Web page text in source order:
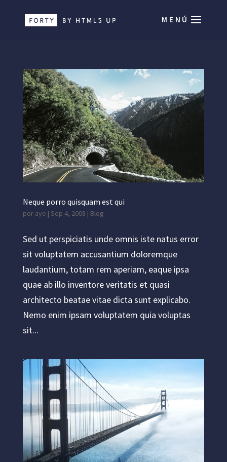
Neque porro quisquam est qui
por aye | Sep 4, 2008 | Blog
Sed ut perspiciatis unde omnis iste natus error
sit voluptatem accusantium doloremque
laudantium, totam rem aperiam, eaque ipsa
quae ab illo inventore veritatis et quasi
architecto beatae vitae dicta sunt explicabo.
Nemo enim ipsam voluptatem quia voluptas
sit...